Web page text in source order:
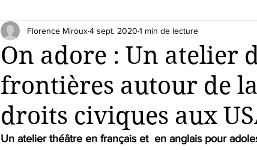
On adore : Un atelier
frontières autour de
droits civiques aux
Florence Miroux4 sept. 2020 1 min de lecture
Un atelier théâtre en français et  en anglais pour